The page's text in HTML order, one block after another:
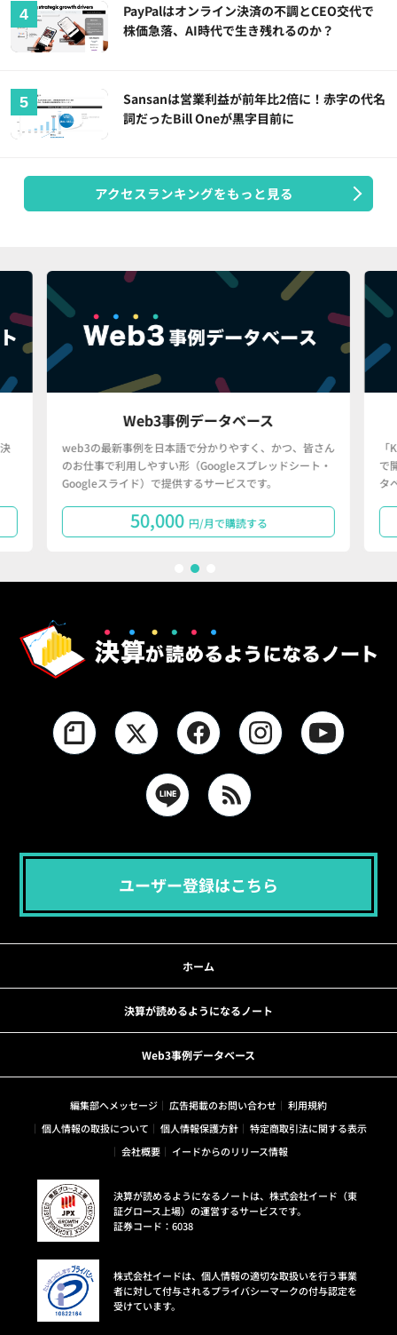
PayPalはオンライン決済の不調とCEO交代で
株価急落、AI時代で生き残れるのか？
Sansanは営業利益が前年比2倍に！赤字の代名
詞だったBill Oneが黒字目前に
アクセスランキングをもっと見る
Web3事例データベース
web3の最新事例を日本語で分かりやすく、かつ、皆さん
のお仕事で利用しやすい形（Googleスプレッドシート・
Googleスライド）で提供するサービスです。
50,000 円/月で購読する
で
タ
ユーザー登録はこちら
ホーム
決算が読めるようになるノート
Web3事例データベース
編集部へメッセージ 広告掲載のお問い合わせ
利用規約
個人情報の取扱について
個人情報保護方針
特定商取引法に関する表示
会社概要
イードからのリリース情報
決算が読めるようになるノートは、株式会社イード（東
証グロース上場）の運営するサービスです。
証券コード：6038
株式会社イードは、個人情報の適切な取扱いを行う事業
者に対して付与されるプライバシーマークの付与認定を
受けています。